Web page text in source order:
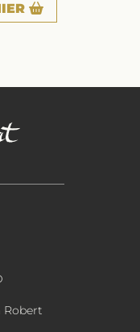
Robert